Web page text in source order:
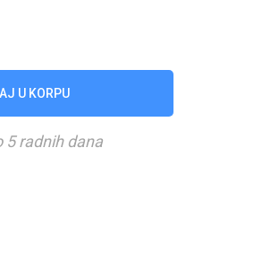
U KORPU
5 radnih dana